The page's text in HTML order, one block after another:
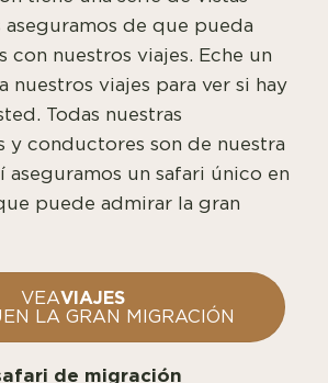
aseguramos de que pueda
con nuestros viajes. Eche un
nuestros viajes para ver si hay
Todas nuestras
y conductores son de nuestra
aseguramos un safari único en
puede admirar la gran
VEAVIAJES
LA GRAN MIGRACIÓN
de migración